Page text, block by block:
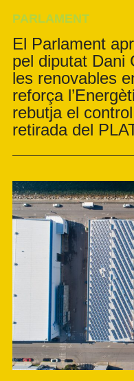
PARLAMENT
El Parlament
pel diputat Dani
les renovables
reforça
rebutja el
retirada del